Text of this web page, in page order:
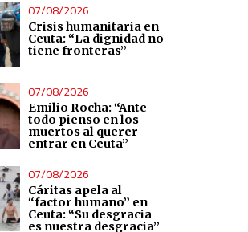
07/08/2026
Crisis humanitaria en
Ceuta: “La dignidad no
tiene fronteras”
07/08/2026
Emilio Rocha: “Ante
todo pienso en los
muertos al querer
entrar en Ceuta”
07/08/2026
Cáritas apela al
“factor humano” en
Ceuta: “Su desgracia
es nuestra desgracia”